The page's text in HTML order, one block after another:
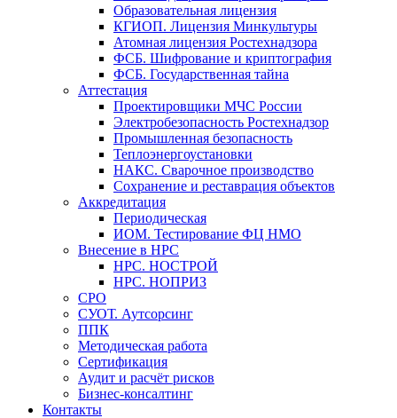
Образовательная лицензия
КГИОП. Лицензия Минкультуры
Атомная лицензия Ростехнадзора
ФСБ. Шифрование и криптография
ФСБ. Государственная тайна
Аттестация
Проектировщики МЧС России
Электробезопасность Ростехнадзор
Промышленная безопасность
Теплоэнергоустановки
НАКС. Сварочное производство
Сохранение и реставрация объектов
Аккредитация
Периодическая
ИОМ. Тестирование ФЦ НМО
Внесение в НРС
НРС. НОСТРОЙ
НРС. НОПРИЗ
СРО
СУОТ. Аутсорсинг
ППК
Методическая работа
Сертификация
Аудит и расчёт рисков
Бизнес-консалтинг
Контакты